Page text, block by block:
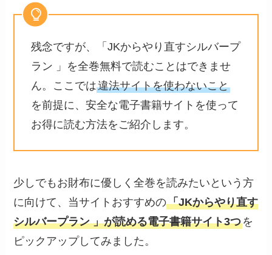
残念ですが、「JKからやり直すシルバープ
ラン 」を全巻無料で読むことはできませ
ん。ここでは違法サイトを使わないこと
を前提に、安全な電子書籍サイトを使って
お得に読む方法をご紹介します。
少しでもお財布に優しく全巻を読みたいという方
に向けて、当サイトおすすめの「JKからやり直す
シルバープラン 」が読める電子書籍サイト3つを
ピックアップしてみました。